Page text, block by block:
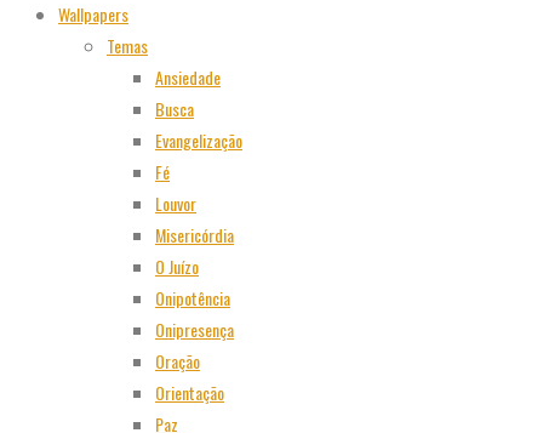
Wallpapers
Temas
Ansiedade
Busca
Evangelização
Fé
Louvor
Misericórdia
O Juízo
Onipotência
Onipresença
Oração
Orientação
Paz